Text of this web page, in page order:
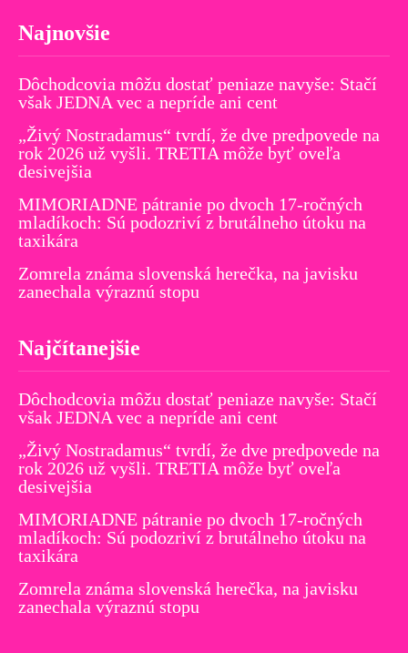
Najnovšie
Dôchodcovia môžu dostať peniaze navyše: Stačí
však JEDNA vec a nepríde ani cent
„Živý Nostradamus“ tvrdí, že dve predpovede na
rok 2026 už vyšli. TRETIA môže byť oveľa
desivejšia
MIMORIADNE pátranie po dvoch 17-ročných
mladíkoch: Sú podozriví z brutálneho útoku na
taxikára
Zomrela známa slovenská herečka, na javisku
zanechala výraznú stopu
Najčítanejšie
Dôchodcovia môžu dostať peniaze navyše: Stačí
však JEDNA vec a nepríde ani cent
„Živý Nostradamus“ tvrdí, že dve predpovede na
rok 2026 už vyšli. TRETIA môže byť oveľa
desivejšia
MIMORIADNE pátranie po dvoch 17-ročných
mladíkoch: Sú podozriví z brutálneho útoku na
taxikára
Zomrela známa slovenská herečka, na javisku
zanechala výraznú stopu